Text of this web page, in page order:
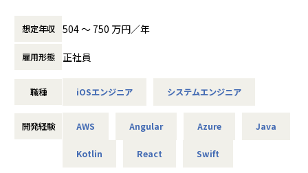
主な業務
・スマホアプリ開発における要件定義、設計、開発、テスト
・UI/UXの新規実装や新規開発など
・設計書レビュー、コードレビュー
・アプリを生成、配信する基盤の保守
ポート期間と、やりたいことをすばやく実現するための高い
想定年収 504 〜 750 万円／年
雇用形態 正社員
職種 iOSエンジニア システムエンジニア
開発経験 AWS Angular Azure Java
Kotlin React Swift